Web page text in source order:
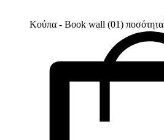
Κούπα - Book wall (01) ποσότητα